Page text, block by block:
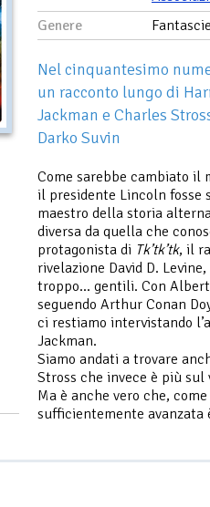
Genere
Nel cinquantesimo
un racconto lungo di
Jackman e Charles
Darko Suvin
Come sarebbe cambiato il
il presidente Lincoln fosse
maestro della storia
diversa da quella che
protagonista di Tk’tk’tk, il
rivelazione David D.
troppo… gentili. Con
seguendo Arthur Conan
ci restiamo intervistando
Jackman.
Siamo andati a trovare
Stross che invece è più
Ma è anche vero che,
sufficientemente